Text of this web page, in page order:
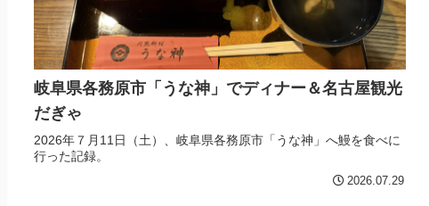
岐阜県各務原市「うな神」でディナー＆名古屋観光
だぎゃ
2026年７月11日（土）、岐阜県各務原市「うな神」へ鰻を食べに
行った記録。
2026.07.29